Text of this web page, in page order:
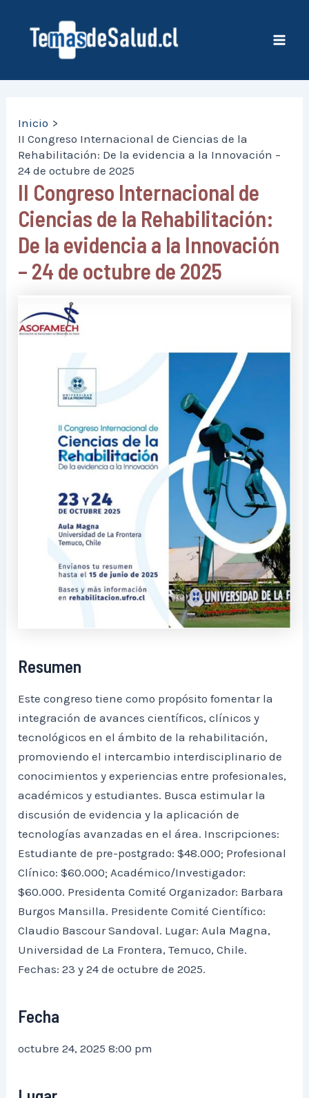
contenido
Inicio
II Congreso Internacional de Ciencias de la
Rehabilitación: De la evidencia a la Innovación –
24 de octubre de 2025
II Congreso Internacional de
Ciencias de la Rehabilitación:
De la evidencia a la Innovación
– 24 de octubre de 2025
Resumen
Este congreso tiene como propósito fomentar la
integración de avances científicos, clínicos y
tecnológicos en el ámbito de la rehabilitación,
promoviendo el intercambio interdisciplinario de
conocimientos y experiencias entre profesionales,
académicos y estudiantes. Busca estimular la
discusión de evidencia y la aplicación de
tecnologías avanzadas en el área. Inscripciones:
Estudiante de pre-postgrado: $48.000; Profesional
Clínico: $60.000; Académico/Investigador:
$60.000. Presidenta Comité Organizador: Barbara
Burgos Mansilla. Presidente Comité Científico:
Claudio Bascour Sandoval. Lugar: Aula Magna,
Universidad de La Frontera, Temuco, Chile.
Fechas: 23 y 24 de octubre de 2025.
Fecha
octubre 24, 2025 8:00 pm